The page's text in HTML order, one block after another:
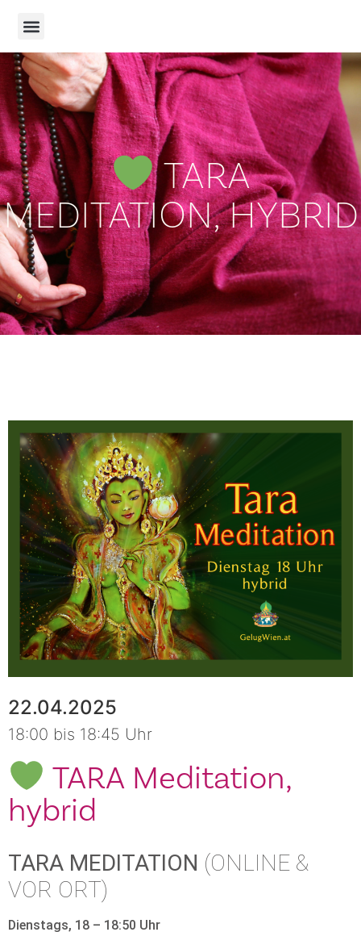
TARA
MEDITATION, HYBRID
22.04.2025
18:00 bis 18:45 Uhr
TARA Meditation,
hybrid
TARA MEDITATION (ONLINE &
VOR ORT)
Dienstags, 18 – 18:50 Uhr